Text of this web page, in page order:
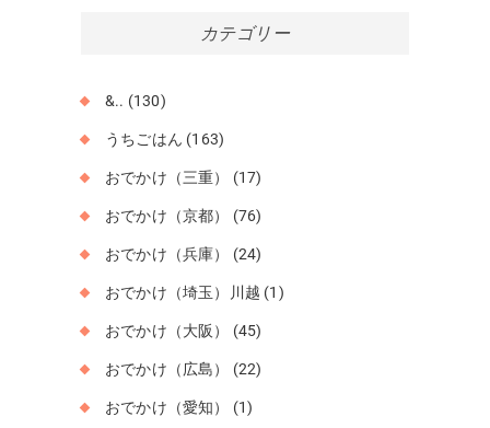
カテゴリー
&.. (130)
うちごはん (163)
おでかけ（三重） (17)
おでかけ（京都） (76)
おでかけ（兵庫） (24)
おでかけ（埼玉）川越 (1)
おでかけ（大阪） (45)
おでかけ（広島） (22)
おでかけ（愛知） (1)